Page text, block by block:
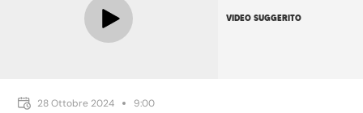
VIDEO SUGGERITO
28 Ottobre 2024 9:00